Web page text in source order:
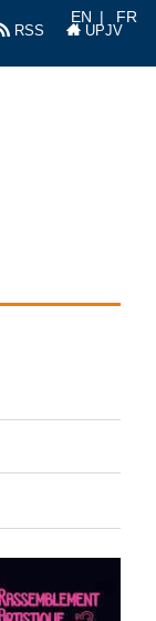
RSS UPJV
EN FR